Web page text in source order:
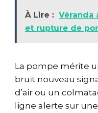
À Lire : Véranda
et rupture de
La pompe mérite
bruit nouveau
d’air ou un
ligne alerte sur